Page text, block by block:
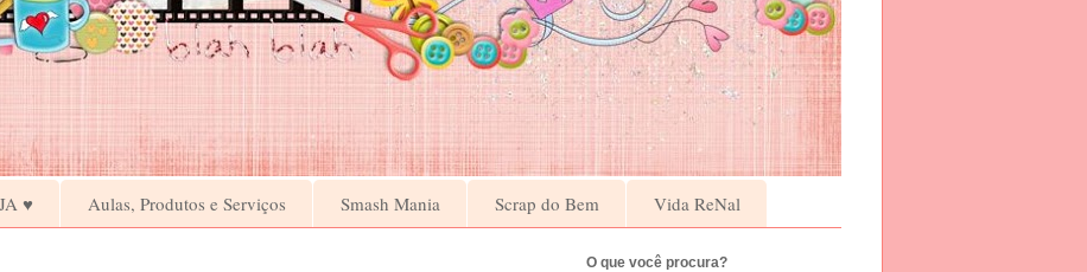
♥ Aulas, Produtos e Serviços Smash Mania Scrap do Bem Vida ReNal
O que você procura?